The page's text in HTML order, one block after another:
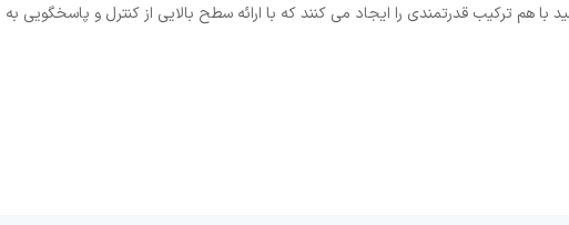
هم ترکیب قدرتمندی را ایجاد می کنند که با ارائه سطح بالایی از کنترل و پاسخگویی